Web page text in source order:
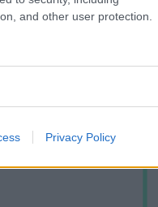
and other user protection.
Privacy Policy